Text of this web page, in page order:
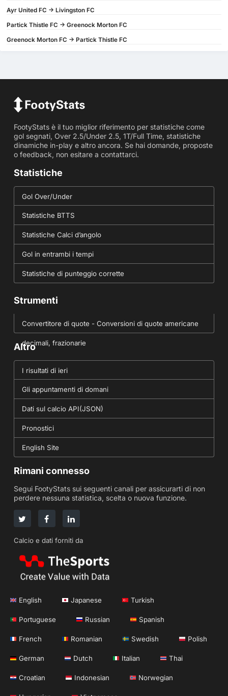
Ayr United FC -> Livingston FC
Partick Thistle FC -> Greenock Morton FC
Greenock Morton FC -> Partick Thistle FC
FootyStats è il tuo miglior riferimento per statistiche come
gol segnati, Over 2.5/Under 2.5, 1T/Full Time, statistiche
dinamiche in-play e altro ancora. Se hai domande, proposte
o feedback, non esitare a contattarci.
Statistiche
Gol Over/Under
Statistiche BTTS
Statistiche Calci d’angolo
Gol in entrambi i tempi
Statistiche di punteggio corrette
Strumenti
Convertitore di quote - Conversioni di quote americane
decimali, frazionarie
Altro
I risultati di ieri
Gli appuntamenti di domani
Dati sul calcio API(JSON)
Pronostici
English Site
Rimani connesso
Segui FootyStats sui seguenti canali per assicurarti di non
perdere nessuna statistica, scelta o nuova funzione.
Calcio e dati forniti da
English Japanese Turkish
Portuguese Russian Spanish
French Romanian Swedish Polish
German Dutch Italian Thai
Croatian Indonesian Norwegian